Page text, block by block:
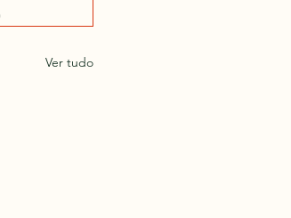
Ver tudo